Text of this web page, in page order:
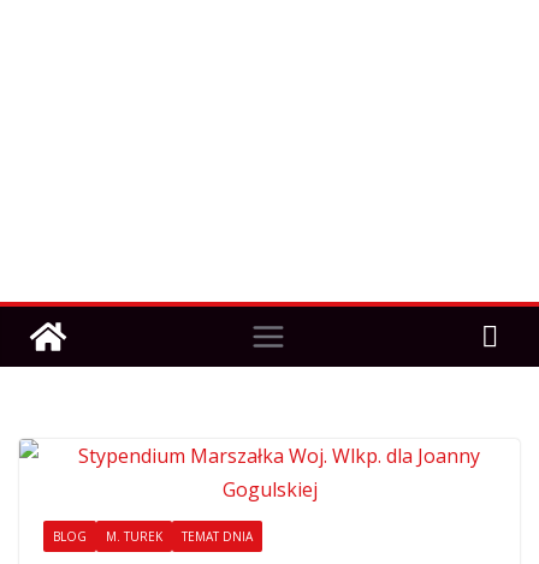
BLOG M. TUREK TEMAT DNIA